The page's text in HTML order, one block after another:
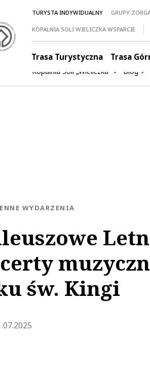
TURYSTA INDYWIDUALNY
GRUPY
KOPALNIA SOLI WIELICZKA WSPARCIE
Trasa Turystyczna Trasa
Kopalnia Soli „Wieliczka” Blog
św. Kingi
WYDARZENIA